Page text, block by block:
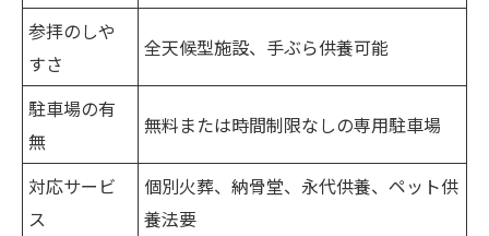
参拝のしや
すさ
全天候型施設、手ぶら供養可能
駐車場の有
無
無料または時間制限なしの専用駐車場
対応サービ
ス
個別火葬、納骨堂、永代供養、ペット供
養法要